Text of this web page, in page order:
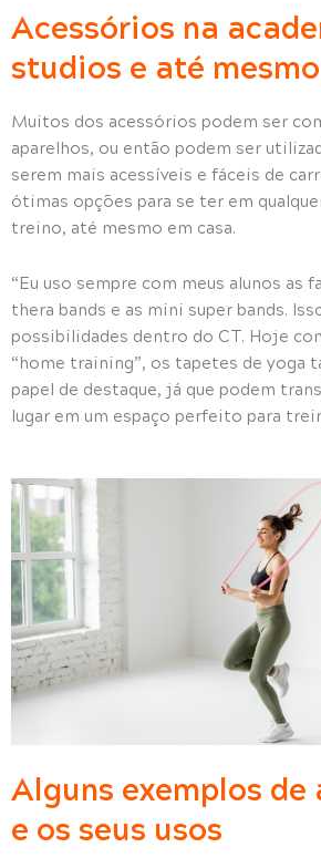
Acessórios na
studios e até
Muitos dos acessórios podem ser
aparelhos, ou então podem ser
serem mais acessíveis e fáceis de
ótimas opções para se ter em
treino, até mesmo em casa.
“Eu uso sempre com meus alunos as
thera bands e as mini super bands.
possibilidades dentro do CT. Hoje
“home training”, os tapetes de yoga
papel de destaque, já que podem
lugar em um espaço perfeito para
Alguns exemplos de
e os seus usos